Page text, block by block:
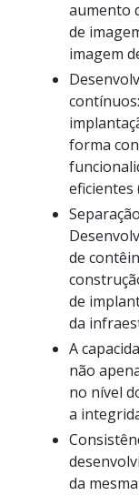
aumento
de
imagem
forma
eficientes
de
de
da
A
não
no nível
a
da